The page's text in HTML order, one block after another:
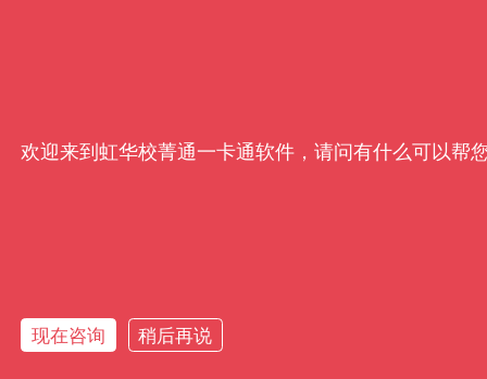
欢迎来到虹华校菁通一卡通软件，请问有什么可以帮
现在咨询 稍后再说